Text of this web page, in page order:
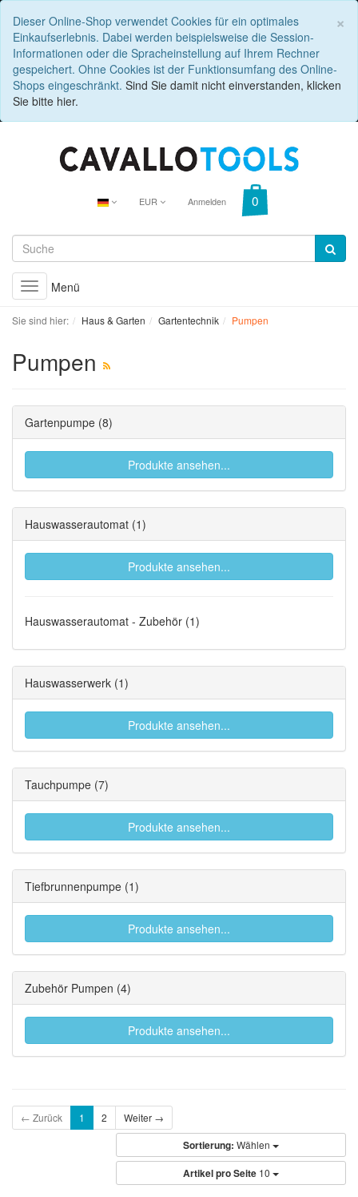
×
Dieser Online-Shop verwendet Cookies für ein optimales
Einkaufserlebnis. Dabei werden beispielsweise die Session-
Informationen oder die Spracheinstellung auf Ihrem Rechner
gespeichert. Ohne Cookies ist der Funktionsumfang des Online-
Shops eingeschränkt. Sind Sie damit nicht einverstanden, klicken
Sie bitte hier.
EUR Anmelden
Toggle
navigation
Menü
Sie sind hier: Haus & Garten Gartentechnik Pumpen
Pumpen
Gartenpumpe (8)
Produkte ansehen...
Hauswasserautomat (1)
Produkte ansehen...
Hauswasserautomat - Zubehör (1)
Hauswasserwerk (1)
Produkte ansehen...
Tauchpumpe (7)
Produkte ansehen...
Tiefbrunnenpumpe (1)
Produkte ansehen...
Zubehör Pumpen (4)
Produkte ansehen...
← Zurück 1 2 Weiter →
Sortierung: Wählen
Artikel pro Seite 10